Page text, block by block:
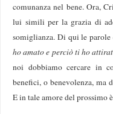
comunanza nel bene. Ora,
lui simili per la grazia di
somiglianza. Di qui le
ho amato e perciò ti ho
noi dobbiamo cercare in
benefici, o benevolenza, ma
E in tale amore del prossimo